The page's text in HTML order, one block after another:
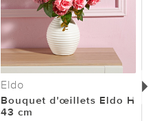
Eldo
Bouquet d'œillets Eldo H
43 cm